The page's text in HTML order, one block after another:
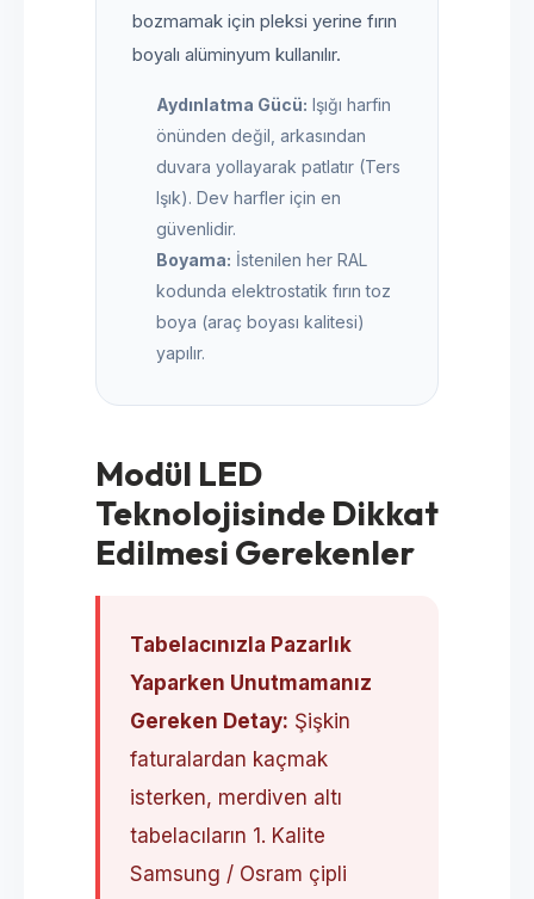
bozmamak için pleksi yerine fırın
boyalı alüminyum kullanılır.
Aydınlatma Gücü: Işığı harfin
önünden değil, arkasından
duvara yollayarak patlatır (Ters
Işık). Dev harfler için en
güvenlidir.
Boyama: İstenilen her RAL
kodunda elektrostatik fırın toz
boya (araç boyası kalitesi)
yapılır.
Modül LED
Teknolojisinde Dikkat
Edilmesi Gerekenler
Tabelacınızla Pazarlık
Yaparken Unutmamanız
Gereken Detay: Şişkin
faturalardan kaçmak
isterken, merdiven altı
tabelacıların 1. Kalite
Samsung / Osram çipli